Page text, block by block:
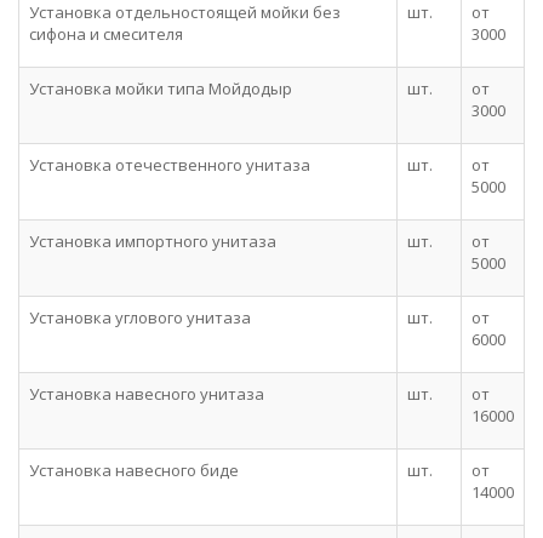
Установка отдельностоящей мойки без
сифона и смесителя
шт.
от
3000
Установка мойки типа Мойдодыр шт.
от
3000
Установка отечественного унитаза шт.
от
5000
Установка импортного унитаза шт.
от
5000
Установка углового унитаза шт.
от
6000
Установка навесного унитаза шт.
от
16000
Установка навесного биде шт.
от
14000